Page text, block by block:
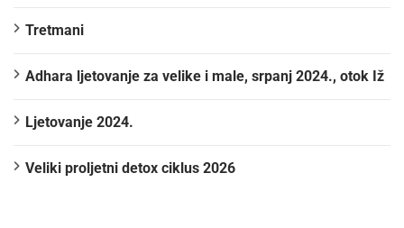
Tretmani
Adhara ljetovanje za velike i male, srpanj 2024., otok Iž
Ljetovanje 2024.
Veliki proljetni detox ciklus 2026